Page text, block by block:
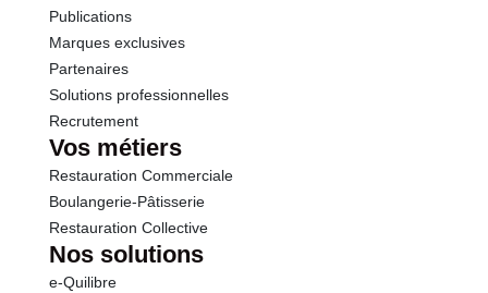
Publications
Marques exclusives
Partenaires
Solutions professionnelles
Recrutement
Vos métiers
Restauration Commerciale
Boulangerie-Pâtisserie
Restauration Collective
Nos solutions
e-Quilibre